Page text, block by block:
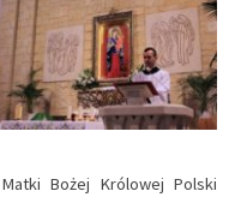
Bożej Królowej Polski